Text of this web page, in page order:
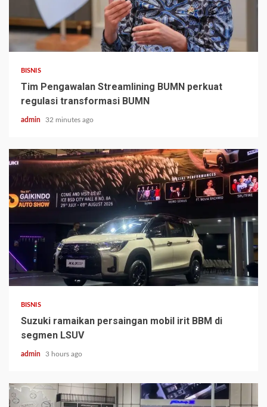
BISNIS
Tim Pengawalan Streamlining BUMN perkuat
regulasi transformasi BUMN
admin 32 minutes ago
BISNIS
Suzuki ramaikan persaingan mobil irit BBM di
segmen LSUV
admin 3 hours ago